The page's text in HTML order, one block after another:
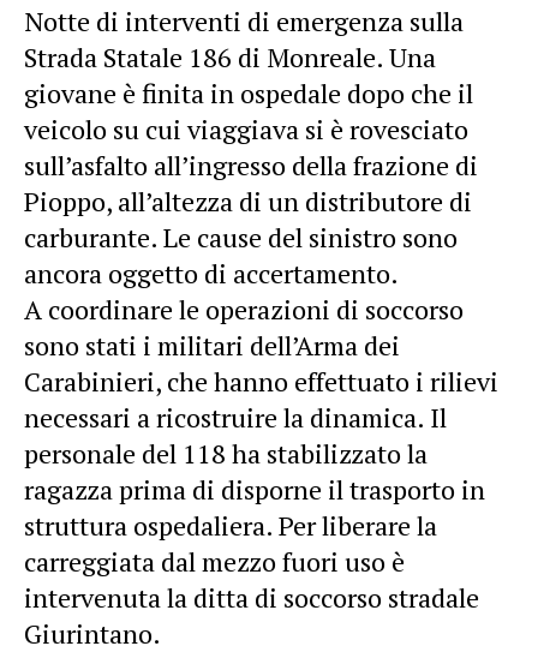
Notte di interventi di emergenza sulla
Strada Statale 186 di Monreale. Una
giovane è finita in ospedale dopo che il
veicolo su cui viaggiava si è rovesciato
sull’asfalto all’ingresso della frazione di
Pioppo, all’altezza di un distributore di
carburante. Le cause del sinistro sono
ancora oggetto di accertamento.
A coordinare le operazioni di soccorso
sono stati i militari dell’Arma dei
Carabinieri, che hanno effettuato i rilievi
necessari a ricostruire la dinamica. Il
personale del 118 ha stabilizzato la
ragazza prima di disporne il trasporto in
struttura ospedaliera. Per liberare la
carreggiata dal mezzo fuori uso è
intervenuta la ditta di soccorso stradale
Giurintano.